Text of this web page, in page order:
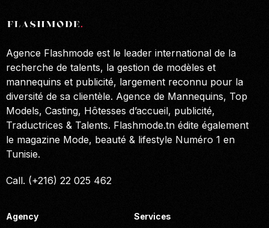
Agence Flashmode est le leader international de la
recherche de talents, la gestion de modèles et
mannequins et publicité, largement reconnu pour la
diversité de sa clientèle. Agence de Mannequins, Top
Models, Casting, Hôtesses d’accueil, publicité,
Traductrices & Talents. Flashmode.tn édite également
le magazine Mode, beauté & lifestyle Numéro 1 en
Tunisie.
Call. (+216) 22 025 462
Agency Services